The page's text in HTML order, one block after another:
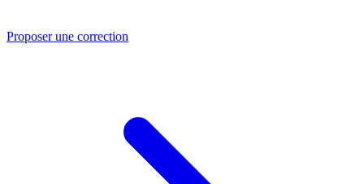
Proposer une correction